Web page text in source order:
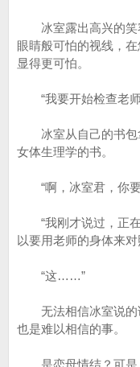
冰室露出高兴的笑
眼睛般可怕的视线，
显得更可怕。
“我要开始检查老师
冰室从自己的书包
女体生理学的书。
“啊，冰室君，你要
“我刚才说过，正在
以要用老师的身体来对
“这……”
无法相信冰室说的
也是难以相信的事。
是恋母情结？可是